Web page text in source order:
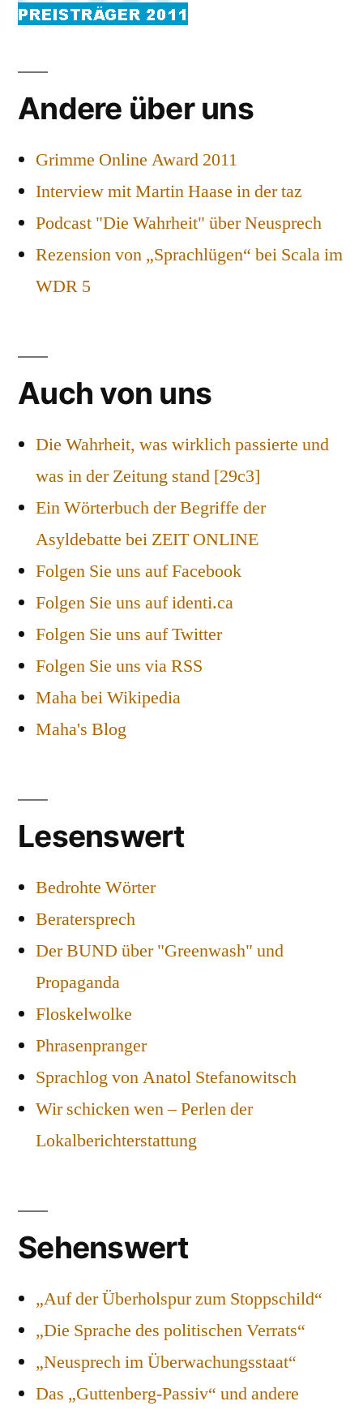
Andere über uns
Grimme Online Award 2011
Interview mit Martin Haase in der taz
Podcast "Die Wahrheit" über Neusprech
Rezension von „Sprachlügen“ bei Scala im
WDR 5
Auch von uns
Die Wahrheit, was wirklich passierte und
was in der Zeitung stand [29c3]
Ein Wörterbuch der Begriffe der
Asyldebatte bei ZEIT ONLINE
Folgen Sie uns auf Facebook
Folgen Sie uns auf identi.ca
Folgen Sie uns auf Twitter
Folgen Sie uns via RSS
Maha bei Wikipedia
Maha's Blog
Lesenswert
Bedrohte Wörter
Beratersprech
Der BUND über "Greenwash" und
Propaganda
Floskelwolke
Phrasenpranger
Sprachlog von Anatol Stefanowitsch
Wir schicken wen – Perlen der
Lokalberichterstattung
Sehenswert
„Auf der Überholspur zum Stoppschild“
„Die Sprache des politischen Verrats“
„Neusprech im Überwachungsstaat“
Das „Guttenberg-Passiv“ und andere